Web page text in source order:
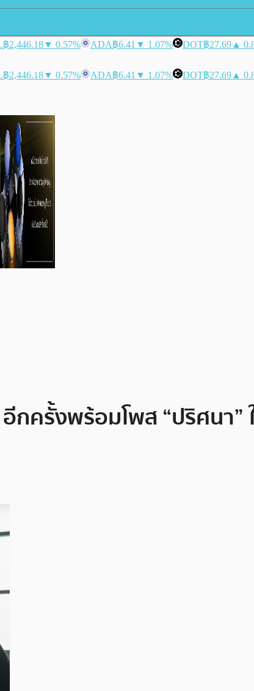
฿2,446.18▼ 0.57% ADA฿6.41 ▼ 1.07% DOT฿27.69 ▲
฿2,446.18▼ 0.57% ADA฿6.41 ▼ 1.07% DOT฿27.69 ▲
กครั้งพร้อมโพส “ปริศนา”